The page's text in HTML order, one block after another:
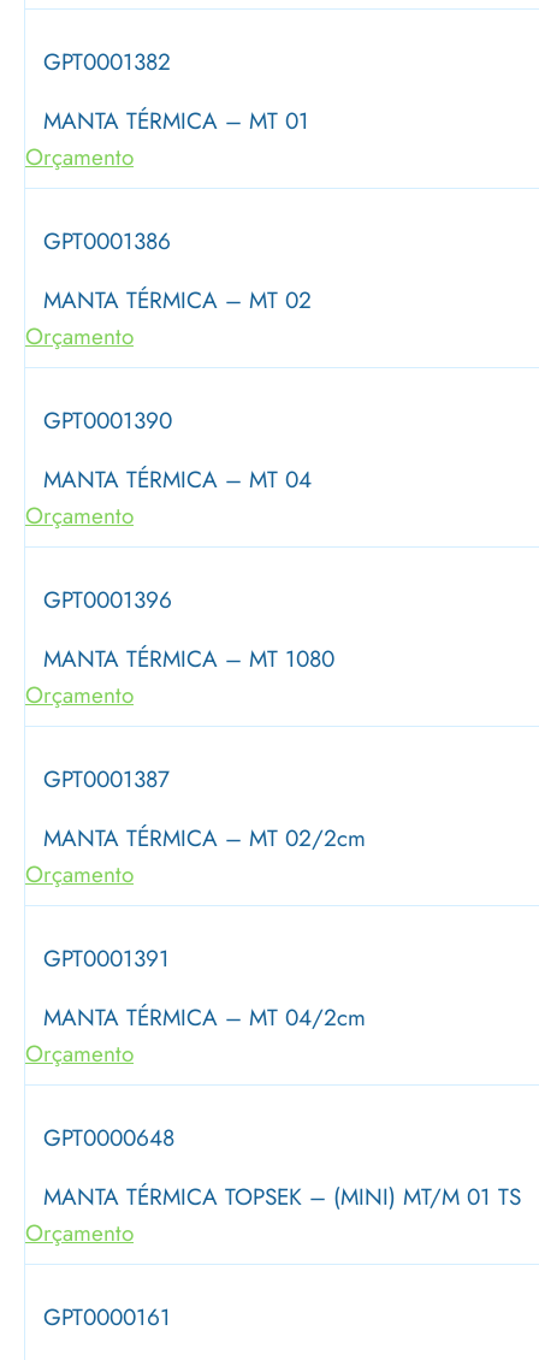
GPT0001382
MANTA TÉRMICA – MT 01
Orçamento
GPT0001386
MANTA TÉRMICA – MT 02
Orçamento
GPT0001390
MANTA TÉRMICA – MT 04
Orçamento
GPT0001396
MANTA TÉRMICA – MT 1080
Orçamento
GPT0001387
MANTA TÉRMICA – MT 02/2cm
Orçamento
GPT0001391
MANTA TÉRMICA – MT 04/2cm
Orçamento
GPT0000648
MANTA TÉRMICA TOPSEK – (MINI) MT/M 01 TS
Orçamento
GPT0000161